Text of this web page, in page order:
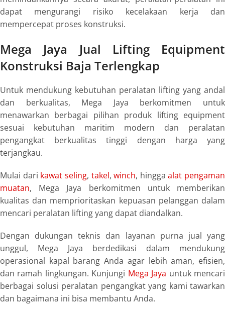
dapat mengurangi risiko kecelakaan kerja dan
mempercepat proses konstruksi.
Mega Jaya Jual Lifting Equipment
Konstruksi Baja Terlengkap
Untuk mendukung kebutuhan peralatan lifting yang andal
dan berkualitas, Mega Jaya berkomitmen untuk
menawarkan berbagai pilihan produk lifting equipment
sesuai kebutuhan maritim modern dan peralatan
pengangkat berkualitas tinggi dengan harga yang
terjangkau.
Mulai dari kawat seling, takel,winch, hinggaalat pengaman
muatan, Mega Jaya berkomitmen untuk memberikan
kualitas dan memprioritaskan kepuasan pelanggan dalam
mencari peralatan lifting yang dapat diandalkan.
Dengan dukungan teknis dan layanan purna jual yang
unggul, Mega Jaya berdedikasi dalam mendukung
operasional kapal barang Anda agar lebih aman, efisien,
dan ramah lingkungan. Kunjungi Mega Jaya untuk mencari
berbagai solusi peralatan pengangkat yang kami tawarkan
dan bagaimana ini bisa membantu Anda.